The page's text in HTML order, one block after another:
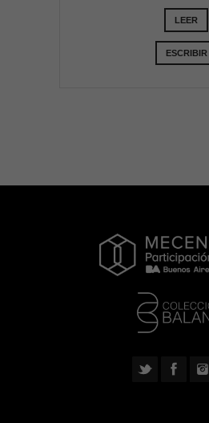
LEER
ESCRIBIR